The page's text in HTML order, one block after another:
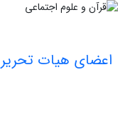
اعضای هیات